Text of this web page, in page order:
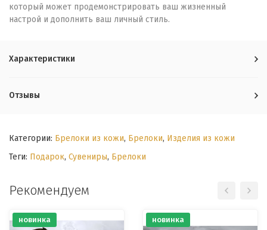
который может продемонстрировать ваш жизненный
настрой и дополнить ваш личный стиль.
Характеристики
Отзывы
Категории: Брелоки из кожи, Брелоки, Изделия из кожи
Теги: Подарок, Сувениры, Брелоки
Рекомендуем
новинка новинка